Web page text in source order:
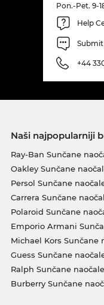
Pon.-Pet. 9-
Help
+44
Naši najpopularniji
Ray-Ban Sunčane
Oakley Sunčane
Persol Sunčane
Carrera Sunčane
Polaroid Sunčane
Emporio Armani
Michael Kors Sunčane
Guess Sunčane
Ralph Sunčane naočale
Burberry Sunčane